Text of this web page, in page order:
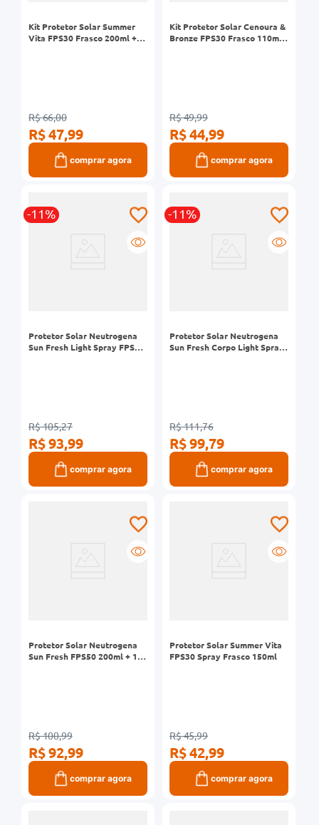
Kit Protetor Solar Summer
Vita FPS30 Frasco 200ml +
R$ 66,00
R$ 47,99
comprar agora
Kit Protetor Solar Cenoura &
Bronze FPS30 Frasco 110ml
R$ 49,99
R$ 44,99
comprar agora
-11%
Protetor Solar Neutrogena
Sun Fresh Light Spray FPS30
R$ 105,27
R$ 93,99
comprar agora
-11%
Protetor Solar Neutrogena
Sun Fresh Corpo Light Spray
R$ 111,76
R$ 99,79
comprar agora
Protetor Solar Neutrogena
Sun Fresh FPS50 200ml + 120
R$ 100,99
R$ 92,99
comprar agora
Protetor Solar Summer Vita
FPS30 Spray Frasco 150ml
R$ 45,99
R$ 42,99
comprar agora